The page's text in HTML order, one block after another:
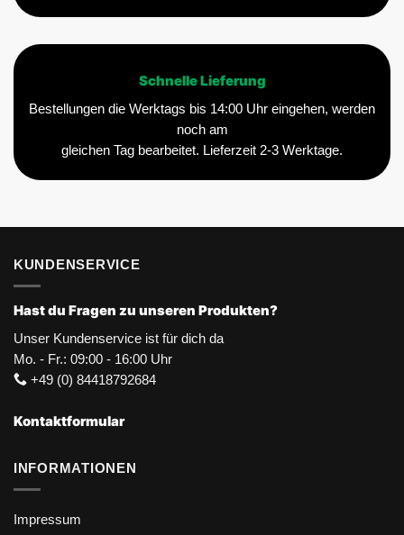
Schnelle Lieferung
Bestellungen die Werktags bis 14:00 Uhr eingehen, werden
noch am
gleichen Tag bearbeitet. Lieferzeit 2-3 Werktage.
KUNDENSERVICE
Hast du Fragen zu unseren Produkten?
Unser Kundenservice ist für dich da
Mo. - Fr.: 09:00 - 16:00 Uhr
+49 (0) 84418792684
Kontaktformular
INFORMATIONEN
Impressum